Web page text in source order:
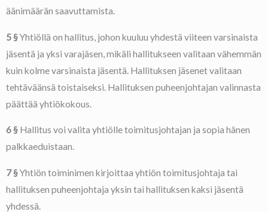
äänimäärän saavuttamista.
5 §Yhtiöllä on hallitus, johon kuuluu yhdestä viiteen varsinaista
jäsentä ja yksi varajäsen, mikäli hallitukseen valitaan vähemmän
kuin kolme varsinaista jäsentä. Hallituksen jäsenet valitaan
tehtäväänsä toistaiseksi. Hallituksen puheenjohtajan valinnasta
päättää yhtiökokous.
6 § Hallitus voi valita yhtiölle toimitusjohtajan ja sopia hänen
palkkaeduistaan.
7 §Yhtiön toiminimen kirjoittaa yhtiön toimitusjohtaja tai
hallituksen puheenjohtaja yksin tai hallituksen kaksi jäsentä
yhdessä.